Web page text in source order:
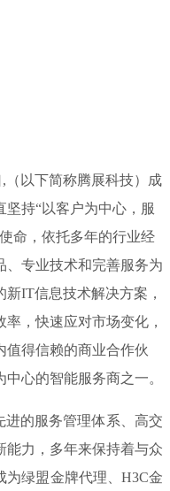
以下简称腾展科技）成
坚持“以客户为中心，服
命，依托多年的行业经
、专业技术和完善服务为
IT信息技术解决方案，
，快速应对市场变化，
值得信赖的商业合作伙
心的智能服务商之一。
的服务管理体系、高交
能力，多年来保持着与众
为绿盟金牌代理、H3C金